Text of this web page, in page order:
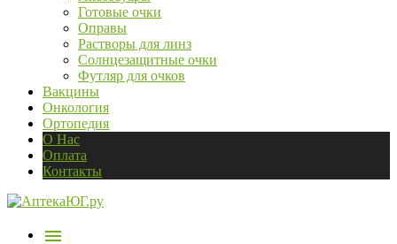
Готовые очки
Оправы
Растворы для линз
Солнцезащитные очки
Футляр для очков
Вакцины
Онкология
Ортопедия
О Нас
Оплата
Контакты